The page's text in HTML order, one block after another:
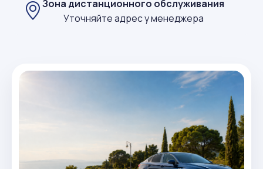
Зона дистанционного обслуживания
Уточняйте адрес у менеджера